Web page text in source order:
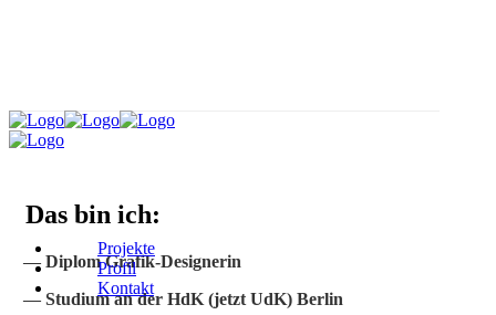
Projekte
Profil
Kontakt
Das bin ich:
Diplom Grafik-Designerin
Studium an der HdK (jetzt UdK) Berlin